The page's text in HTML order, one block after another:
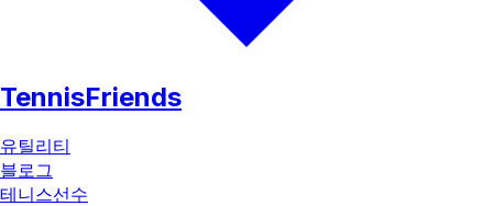
TennisFriends
유틸리티
블로그
테니스선수